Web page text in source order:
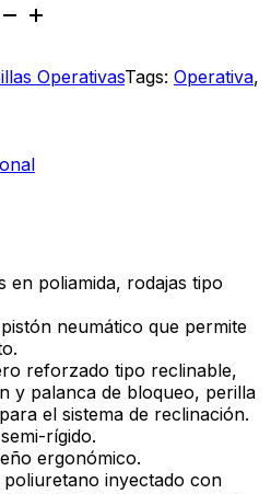
OperativasTags: Operativa,
en poliamida, rodajas tipo
neumático que permite
reforzado tipo reclinable,
y palanca de bloqueo, perilla
el sistema de reclinación.
rígido.
ergonómico.
poliuretano inyectado con